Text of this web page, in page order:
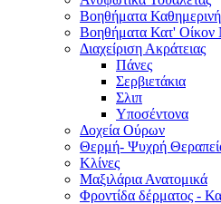
Βοηθήματα
Βοηθήματα Κατ' Οίκον
Διαχείριση Ακράτειας
Πάνες
Σερβιετάκια
Σλιπ
Υποσέντονα
Δοχεία Ούρων
Θερμή- Ψυχρή
Κλίνες
Μαξιλάρια Ανατομικά
Φροντίδα δέρματος -